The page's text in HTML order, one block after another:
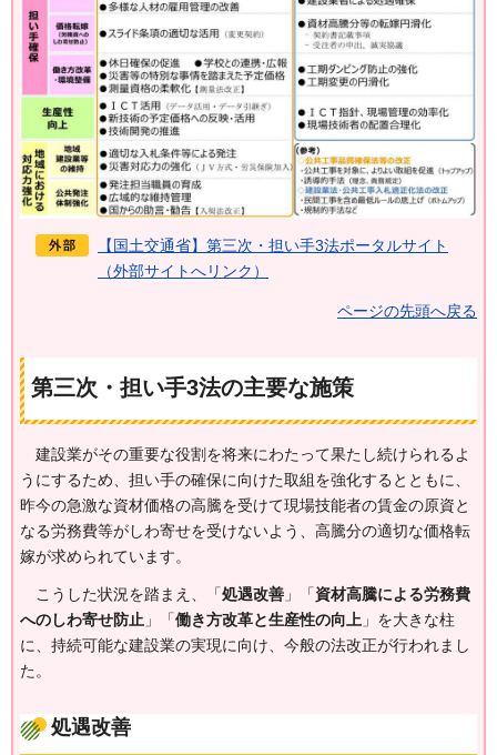
【国土交通省】第三次・担い手3法ポータルサイト
（外部サイトへリンク）
ページの先頭へ戻る
第三次・担い手3法の主要な施策
建設業がその重要な役割を将来にわたって果たし続けられるよ
うにするため、担い手の確保に向けた取組を強化するとともに、
昨今の急激な資材価格の高騰を受けて現場技能者の賃金の原資と
なる労務費等がしわ寄せを受けないよう、高騰分の適切な価格転
嫁が求められています。
こうした状況を踏まえ、「処遇改善 」「資材高騰による労務費
へのしわ寄せ防止 」「働き方改革と生産性の向上 」を大きな柱
に、持続可能な建設業の実現に向け、今般の法改正が行われまし
た。
処遇改善